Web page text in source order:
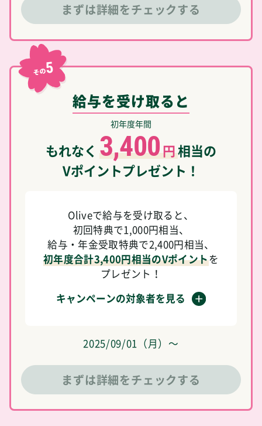
まずは詳細をチェックする
その5
給与を受け取ると
初年度年間
もれなく 3,400円相当の
Vポイントプレゼント！
Oliveで給与を受け取ると、
初回特典で1,000円相当、
給与・年金受取特典で2,400円相当、
初年度合計3,400円相当のVポイントを
プレゼント！
キャンペーンの対象者を見る
2025/09/01（月）～
まずは詳細をチェックする